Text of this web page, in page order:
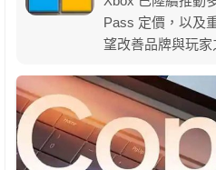
Pass 定價，以及
望改善品牌與玩家